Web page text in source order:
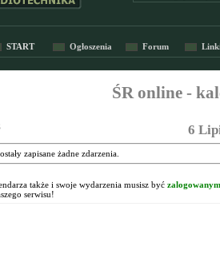
START Ogłoszenia Forum
ŚR online -
6
zapisane żadne zdarzenia.
także i swoje wydarzenia musisz być zalogowanym
serwisu!